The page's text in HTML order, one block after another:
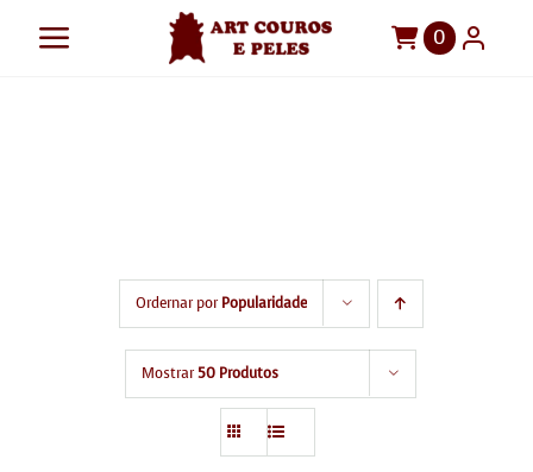
paraToggle
0
Ordernar por Popularidade
Mostrar50 Produtos